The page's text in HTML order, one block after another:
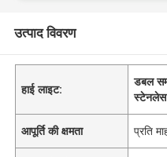
उत्पाद विवरण
हाई लाइट:
डबल
आपूर्ति की क्षमता प्रति